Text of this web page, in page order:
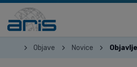
Objave Novice